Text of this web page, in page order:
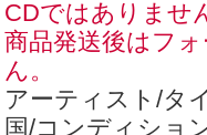
CDではありませ
商品発送後はフ
ん。
アーティスト/タ
国/コンディショ